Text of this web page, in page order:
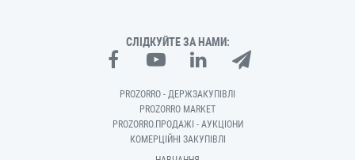
СЛІДКУЙТЕ ЗА НАМИ:
PROZORRO - ДЕРЖЗАКУПІВЛІ
PROZORRO MARKET
PROZORRO.ПРОДАЖІ - АУКЦІОНИ
КОМЕРЦІЙНІ ЗАКУПІВЛІ